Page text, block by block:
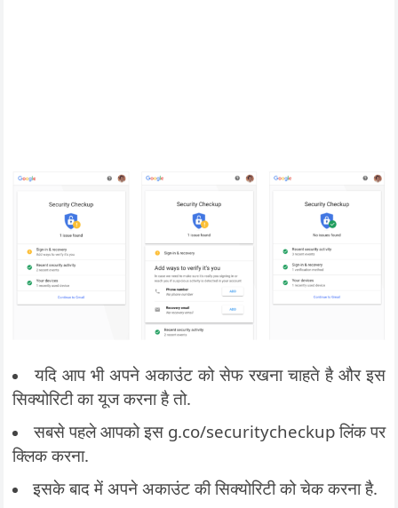
यदि आप भी अपने अकाउंट को सेफ रखना चाहते है और इस
सिक्योरिटी का यूज करना है तो.
सबसे पहले आपको इस g.co/securitycheckup लिंक पर
क्लिक करना.
इसके बाद में अपने अकाउंट की सिक्योरिटी को चेक करना है.